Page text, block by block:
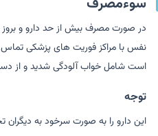
در صورت مصرف بیش از حد دارو و
نفس با مراکز فوریت های پزشکی
است شامل خواب آلودگی شدید و از
توجه
این دارو را به صورت سرخود به دیگران